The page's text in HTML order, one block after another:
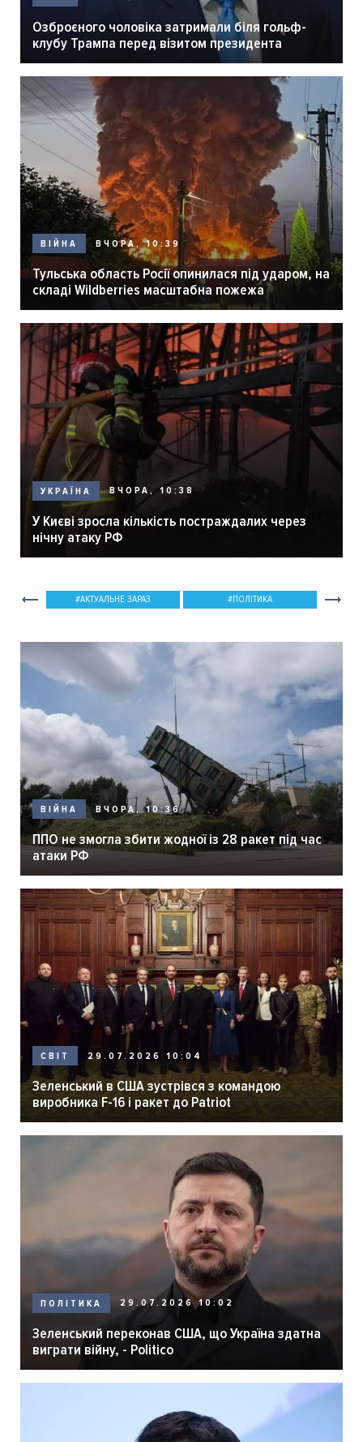
Озброєного чоловіка затримали біля гольф-
клубу Трампа перед візитом президента
ВІЙНА ВЧОРА, 10:39
Тульська область Росії опинилася під ударом, на
складі Wildberries масштабна пожежа
УКРАЇНА ВЧОРА, 10:38
У Києві зросла кількість постраждалих через
нічну атаку РФ
АКТУАЛЬНЕ ЗАРАЗ ПОЛІТИКА
ВІЙНА ВЧОРА, 10:36
ППО не змогла збити жодної із 28 ракет під час
атаки РФ
СВІТ 29.07.2026 10:04
Зеленський в США зустрівся з командою
виробника F-16 і ракет до Patriot
ПОЛІТИКА 29.07.2026 10:02
Зеленський переконав США, що Україна здатна
виграти війну, - Politico